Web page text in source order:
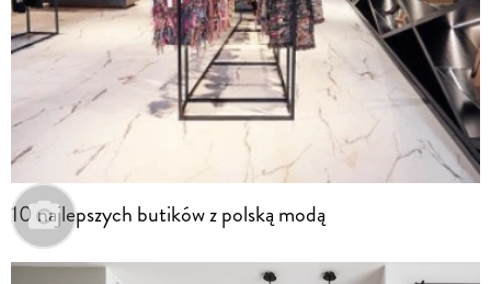
10 najlepszych butików z polską modą